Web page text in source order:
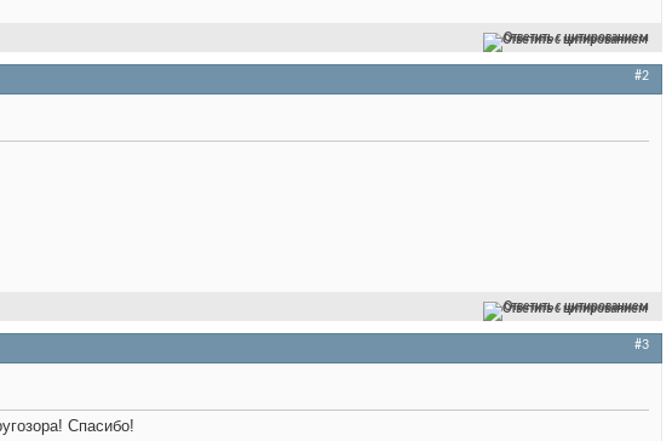
Ответить с цитированием
#2
Ответить с цитированием
#3
Спасибо!